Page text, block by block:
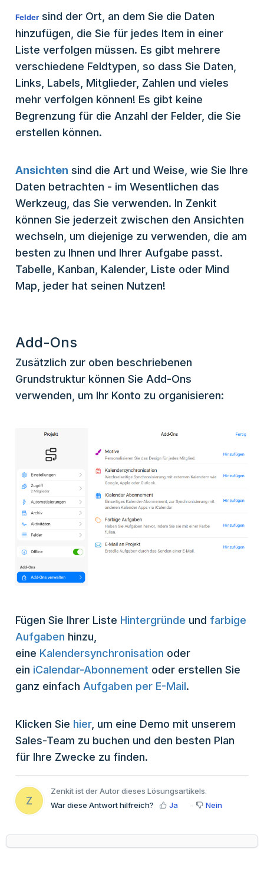
Felder sind der Ort, an dem Sie die Daten
hinzufügen, die Sie für jedes Item in einer
Liste verfolgen müssen. Es gibt mehrere
verschiedene Feldtypen, so dass Sie Daten,
Links, Labels, Mitglieder, Zahlen und vieles
mehr verfolgen können! Es gibt keine
Begrenzung für die Anzahl der Felder, die Sie
erstellen können.
Ansichten sind die Art und Weise, wie Sie Ihre
Daten betrachten - im Wesentlichen das
Werkzeug, das Sie verwenden. In Zenkit
können Sie jederzeit zwischen den Ansichten
wechseln, um diejenige zu verwenden, die am
besten zu Ihnen und Ihrer Aufgabe passt.
Tabelle, Kanban, Kalender, Liste oder Mind
Map, jeder hat seinen Nutzen!
Add-Ons
Zusätzlich zur oben beschriebenen
Grundstruktur können Sie Add-Ons
verwenden, um Ihr Konto zu organisieren:
Fügen Sie Ihrer Liste Hintergründe und farbige
Aufgaben hinzu,
eine Kalendersynchronisation oder
ein iCalendar-Abonnement oder erstellen Sie
ganz einfach Aufgaben per E-Mail.
Klicken Sie hier, um eine Demo mit unserem
Sales-Team zu buchen und den besten Plan
für Ihre Zwecke zu finden.
Z
Zenkit ist der Autor dieses Lösungsartikels.
War diese Antwort hilfreich?
Ja Nein